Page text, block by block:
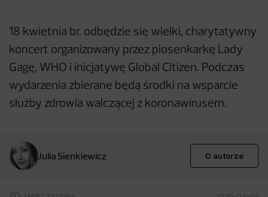
18 kwietnia br. odbędzie się wielki, charytatywny
koncert organizowany przez piosenkarkę Lady
Gagę, WHO i inicjatywę Global Citizen. Podczas
wydarzenia zbierane będą środki na wsparcie
służby zdrowia walczącej z koronawirusem.
Julia Sienkiewicz O autorze